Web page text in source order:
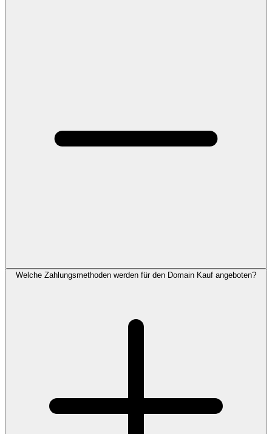
Welche Zahlungsmethoden werden für den Domain Kauf angeboten?